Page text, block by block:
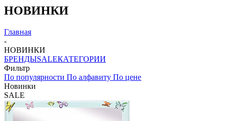
НОВИНКИ
Главная
-
НОВИНКИ
БРЕНДЫSALEКАТЕГОРИИ
Фильтр
По популярности По алфавиту По цене
Новинки
SALE